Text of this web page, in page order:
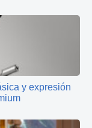
y expresión